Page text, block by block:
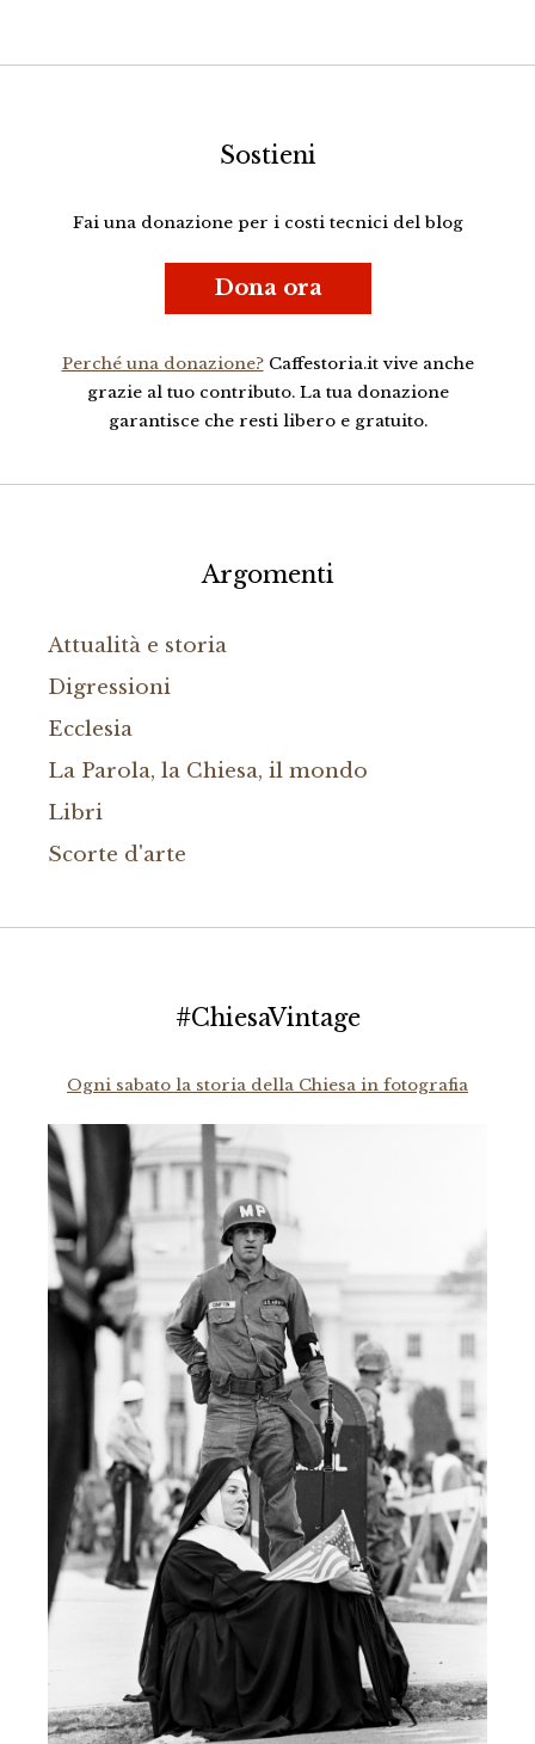
Sostieni
Fai una donazione per i costi tecnici del blog
Dona ora
Perché una donazione?Caffestoria.it vive anche
grazie al tuo contributo. La tua donazione
garantisce che resti libero e gratuito.
Argomenti
Attualità e storia
Digressioni
Ecclesia
La Parola, la Chiesa, il mondo
Libri
Scorte d'arte
#ChiesaVintage
Ogni sabato la storia della Chiesa in fotografia